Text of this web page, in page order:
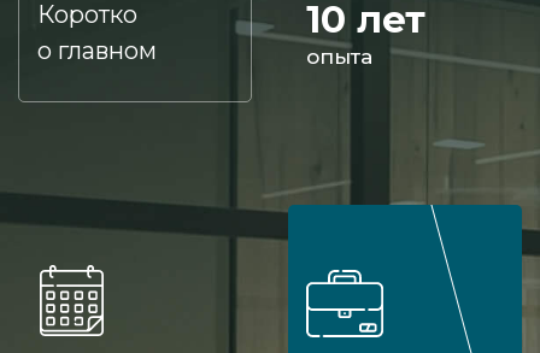
Коротко
о главном
10 лет
опыта